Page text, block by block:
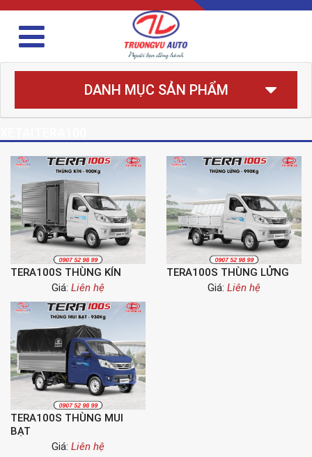
DANH MỤC SẢN PHẨM
TERA100S THÙNG KÍN
Giá: Liên hệ
TERA100S THÙNG LỬNG
Giá: Liên hệ
TERA100S THÙNG MUI
BẠT
Giá: Liên hệ